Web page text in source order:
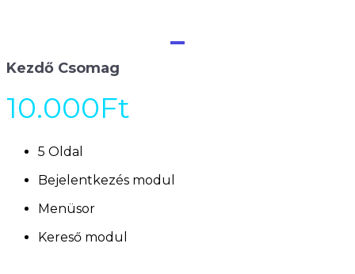
Kezdő Csomag
10.000Ft
5 Oldal
Bejelentkezés modul
Menüsor
Kereső modul